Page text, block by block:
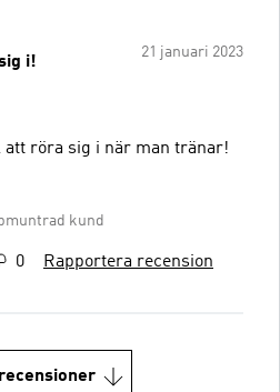
21 januari 2023
i!
att röra sig i när man tränar!
kund
0 Rapportera recension